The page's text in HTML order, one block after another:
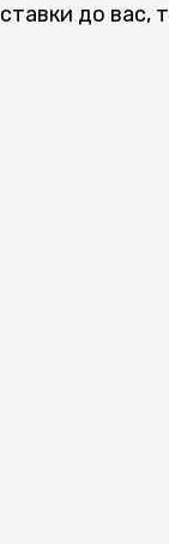
до вас,